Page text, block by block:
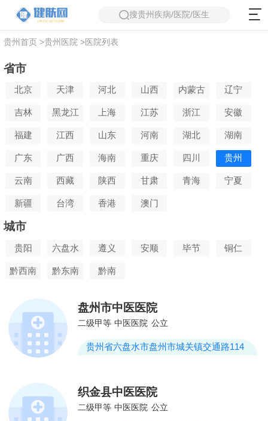
搜贵州疾病/医院/医生
贵州首页>贵州医院 >医院列表
省市
北京 天津 河北 山西 内蒙古 辽宁
吉林 黑龙江 上海 江苏 浙江 安徽
福建 江西 山东 河南 湖北 湖南
广东 广西 海南 重庆 四川 贵州
云南 西藏 陕西 甘肃 青海 宁夏
新疆 台湾 香港 澳门
城市
贵阳 六盘水 遵义 安顺 毕节 铜仁
黔西南 黔东南 黔南
盘州市中医医院
二级甲等 中医医院 公立
贵州省六盘水市盘州市城关镇交通路114
织金县中医医院
二级甲等 中医医院 公立